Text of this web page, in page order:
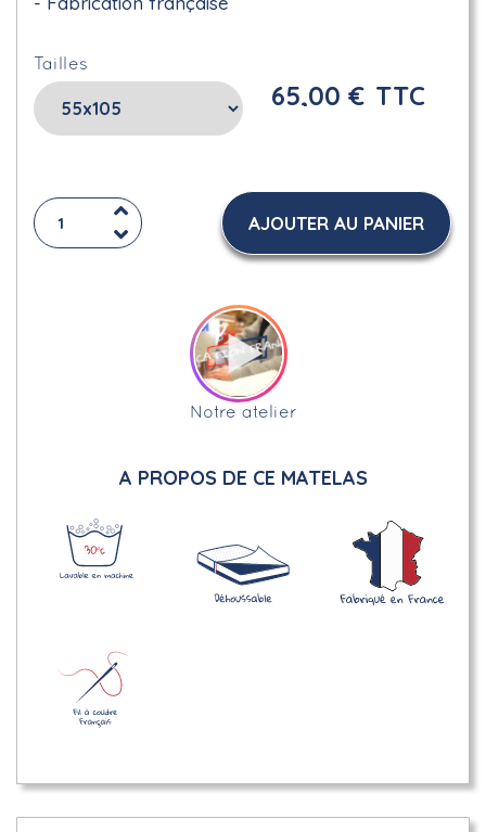
Tailles
65,00 € TTC
AJOUTER AU PANIER
Notre atelier
A PROPOS DE CE MATELAS